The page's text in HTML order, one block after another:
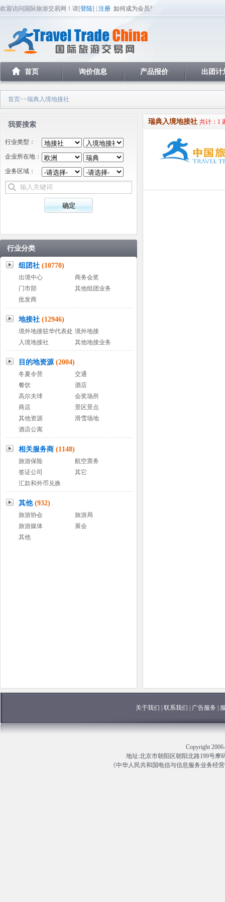
欢迎访问国际旅游交易网！请[登陆] | 注册 如何成为会员?
首页 询价信息 产品报价 出团计
首页>>瑞典入境地接社
我要搜索
行业类型：
企业所在地：
业务区域：
行业分类
组团社 (10770)
出境中心
商务会奖
门市部
其他组团业务
批发商
地接社 (12946)
境外地接驻华代表处 境外地接
入境地接社
其他地接业务
目的地资源 (2004)
冬夏令营
交通
餐饮
酒店
高尔夫球
会奖场所
商店
景区景点
其他资源
滑雪场地
酒店公寓
相关服务商 (1148)
旅游保险
航空票务
签证公司
其它
汇款和外币兑换
其他 (932)
旅游协会
旅游局
旅游媒体
展会
其他
瑞典入境地接社 共计：1
关于我们 联系我们 广告服务
Copyright
地址:北京市朝阳区朝阳北路199号摩
《中华人民共和国电信与信息服务业务经